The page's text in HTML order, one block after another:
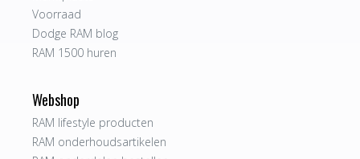
Voorraad
Dodge RAM blog
RAM 1500 huren
Webshop
RAM lifestyle producten
RAM onderhoudsartikelen